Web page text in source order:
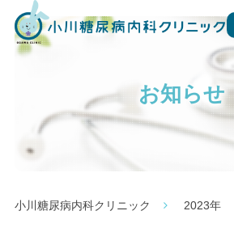
お知らせ
小川糖尿病内科クリニック 2023年